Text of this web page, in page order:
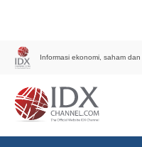
Informasi ekonomi, saham